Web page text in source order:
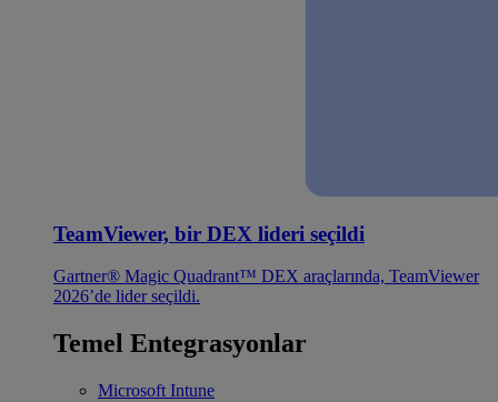
TeamViewer, bir DEX lideri seçildi
Gartner® Magic Quadrant™ DEX araçlarında, TeamViewer
2026’de lider seçildi.
Temel Entegrasyonlar
Microsoft Intune